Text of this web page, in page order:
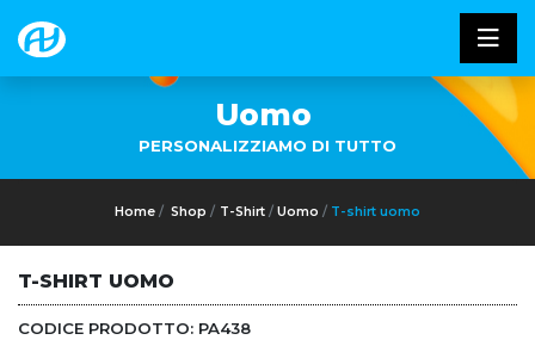
Uomo
PERSONALIZZIAMO DI TUTTO
Home Shop T-Shirt Uomo T-shirt uomo
T-SHIRT UOMO
CODICE PRODOTTO: PA438